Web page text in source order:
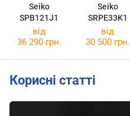
Seiko
SPB121J1
Seiko
SRPE33K1
від
36 290 грн.
від
30 500 грн.
Корисні статті